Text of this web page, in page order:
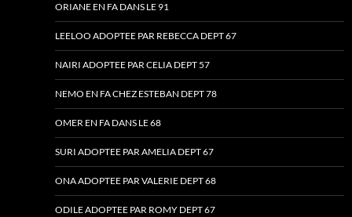
ORIANE EN FA DANS LE 91
LEELOO ADOPTEE PAR REBECCA DEPT 67
NAIRI ADOPTEE PAR CELIA DEPT 57
NEMO EN FA CHEZ ESTEBAN DEPT 78
OMER EN FA DANS LE 68
SURI ADOPTEE PAR AMELIA DEPT 67
ONA ADOPTEE PAR VALERIE DEPT 68
ODILE ADOPTEE PAR ROMY DEPT 67